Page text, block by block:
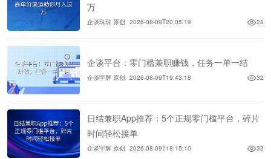
万
企谈珠珠 原创 2026-08-09T20:05:19 28
企谈平台：零门槛兼职赚钱，任务一单一结
企谈宇辉 原创 2026-08-09T19:43:18 32
日结兼职App推荐：5个正规零门槛平台，碎片
时间轻松接单
企谈宇辉 原创 2026-08-09T18:15:10 33